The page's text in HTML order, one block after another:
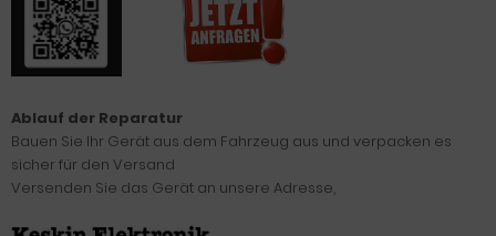
Ablauf der Reparatur
Bauen Sie Ihr Gerät aus dem Fahrzeug aus und verpacken es
sicher für den Versand
Versenden Sie das Gerät an unsere Adresse,